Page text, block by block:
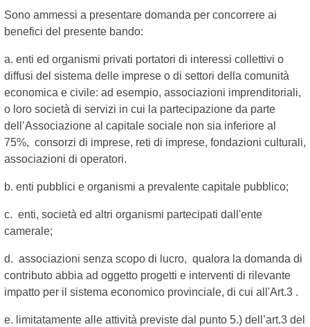
Sono ammessi a presentare domanda per concorrere ai
benefici del presente bando:
a. enti ed organismi privati portatori di interessi collettivi o
diffusi del sistema delle imprese o di settori della comunità
economica e civile: ad esempio, associazioni imprenditoriali,
o loro società di servizi in cui la partecipazione da parte
dell’Associazione al capitale sociale non sia inferiore al
75%, consorzi di imprese, reti di imprese, fondazioni culturali,
associazioni di operatori.
b. enti pubblici e organismi a prevalente capitale pubblico;
c. enti, società ed altri organismi partecipati dall'ente
camerale;
d. associazioni senza scopo di lucro, qualora la domanda di
contributo abbia ad oggetto progetti e interventi di rilevante
impatto per il sistema economico provinciale, di cui all'Art.3 .
e. limitatamente alle attività previste dal punto 5.) dell’art.3 del